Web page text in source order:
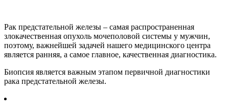
Рак предстательной железы – самая распространенная
злокачественная опухоль мочеполовой системы у мужчин,
поэтому, важнейшей задачей нашего медицинского центра
является ранняя, а самое главное, качественная диагностика.
Биопсия является важным этапом первичной диагностики
рака предстательной железы.